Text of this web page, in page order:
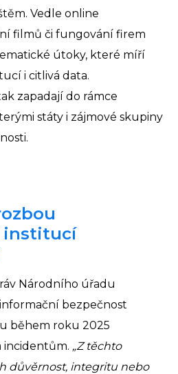
Vedle online
filmů či fungování firem
útoky, které míří
i citlivá data.
zapadají do rámce
státy i zájmové skupiny
institucí
Národního úřadu
bezpečnost
během roku 2025
incidentům. „Z těchto
důvěrnost, integritu nebo